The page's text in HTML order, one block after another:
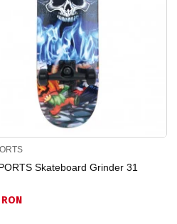
Skateboard Grinder 31